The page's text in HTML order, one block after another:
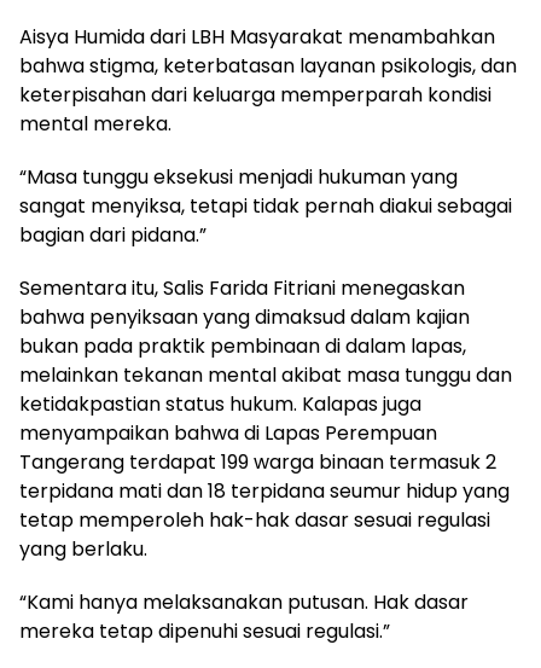
Aisya Humida dari LBH Masyarakat menambahkan
bahwa stigma, keterbatasan layanan psikologis, dan
keterpisahan dari keluarga memperparah kondisi
mental mereka.
“Masa tunggu eksekusi menjadi hukuman yang
sangat menyiksa, tetapi tidak pernah diakui sebagai
bagian dari pidana.”
Sementara itu, Salis Farida Fitriani menegaskan
bahwa penyiksaan yang dimaksud dalam kajian
bukan pada praktik pembinaan di dalam lapas,
melainkan tekanan mental akibat masa tunggu dan
ketidakpastian status hukum. Kalapas juga
menyampaikan bahwa di Lapas Perempuan
Tangerang terdapat 199 warga binaan termasuk 2
terpidana mati dan 18 terpidana seumur hidup yang
tetap memperoleh hak-hak dasar sesuai regulasi
yang berlaku.
“Kami hanya melaksanakan putusan. Hak dasar
mereka tetap dipenuhi sesuai regulasi.”